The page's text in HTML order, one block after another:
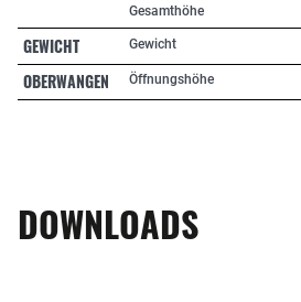
Gesamthöhe
GEWICHT Gewicht
OBERWANGEN Öffnungshöhe
DOWNLOADS